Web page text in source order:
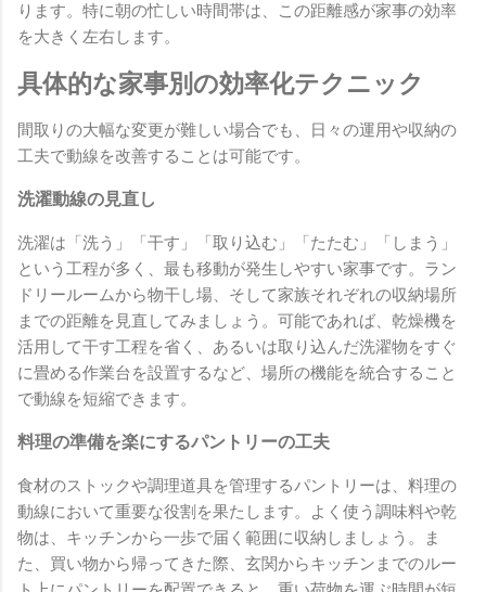
ります。特に朝の忙しい時間帯は、この距離感が家事の効率
を大きく左右します。
具体的な家事別の効率化テクニック
間取りの大幅な変更が難しい場合でも、日々の運用や収納の
工夫で動線を改善することは可能です。
洗濯動線の見直し
洗濯は「洗う」「干す」「取り込む」「たたむ」「しまう」
という工程が多く、最も移動が発生しやすい家事です。ラン
ドリールームから物干し場、そして家族それぞれの収納場所
までの距離を見直してみましょう。可能であれば、乾燥機を
活用して干す工程を省く、あるいは取り込んだ洗濯物をすぐ
に畳める作業台を設置するなど、場所の機能を統合すること
で動線を短縮できます。
料理の準備を楽にするパントリーの工夫
食材のストックや調理道具を管理するパントリーは、料理の
動線において重要な役割を果たします。よく使う調味料や乾
物は、キッチンから一歩で届く範囲に収納しましょう。ま
た、買い物から帰ってきた際、玄関からキッチンまでのルー